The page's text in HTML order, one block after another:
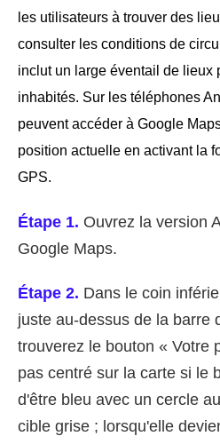
les utilisateurs à trouver des
consulter les conditions de
inclut un large éventail de lieux
inhabités. Sur les téléphones
peuvent accéder à Google
position actuelle en activant la
GPS.
Étape 1. Ouvrez la version
Google Maps.
Étape 2. Dans le coin
juste au-dessus de la barre
trouverez le bouton « Votre
pas centré sur la carte si le
d'être bleu avec un cercle
cible grise ; lorsqu'elle